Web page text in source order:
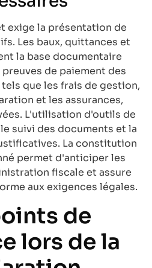
exige la présentation de
Les baux, quittances et
la base documentaire
de paiement des
que les frais de gestion,
et les assurances,
L'utilisation d'outils de
suivi des documents et la
La constitution
permet d'anticiper les
fiscale et assure
aux exigences légales.
de
lors de la